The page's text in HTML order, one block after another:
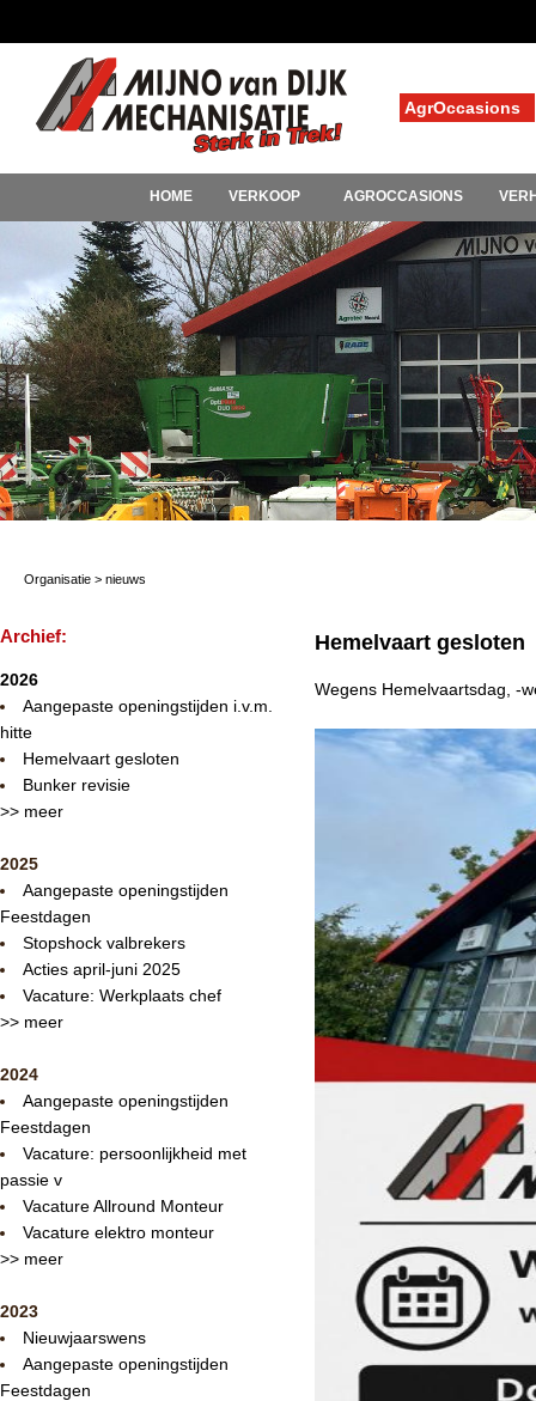
AgrOccasions
HOME VERKOOP AGROCCASIONS
Organisatie > nieuws
Archief:
2026
Aangepaste openingstijden i.v.m.
hitte
Hemelvaart gesloten
Bunker revisie
>> meer
2025
Aangepaste openingstijden
Feestdagen
Stopshock valbrekers
Acties april-juni 2025
Vacature: Werkplaats chef
>> meer
2024
Aangepaste openingstijden
Feestdagen
Vacature: persoonlijkheid met
passie v
Vacature Allround Monteur
Vacature elektro monteur
>> meer
2023
Nieuwjaarswens
Aangepaste openingstijden
Feestdagen
Hemelvaart gesloten
Wegens Hemelvaartsdag, -